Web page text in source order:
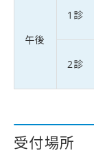
午後
1診
2診
受付場所